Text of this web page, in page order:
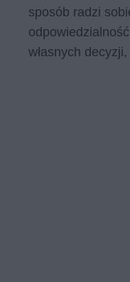
sposób radzi
własnych